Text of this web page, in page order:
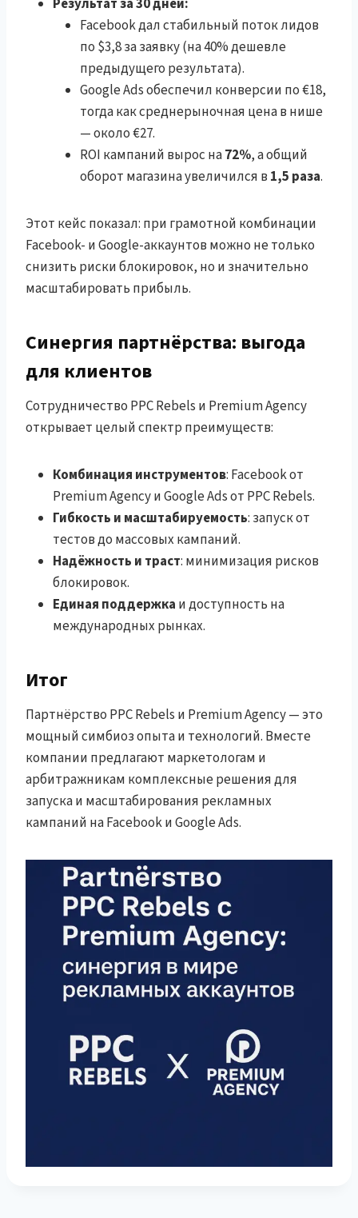
Facebook дал стабильный поток лидов
по $3,8 за заявку (на 40% дешевле
предыдущего результата).
Google Ads обеспечил конверсии по €18,
тогда как среднерыночная цена в нише
— около €27.
ROI кампаний вырос на72%, а общий
оборот магазина увеличился в 1,5 раза.
Этот кейс показал: при грамотной комбинации
Facebook- и Google-аккаунтов можно не только
снизить риски блокировок, но и значительно
масштабировать прибыль.
Синергия партнёрства: выгода
для клиентов
Сотрудничество PPC Rebels и Premium Agency
открывает целый спектр преимуществ:
Комбинация инструментов: Facebook от
Premium Agency и Google Ads от PPC Rebels.
Гибкость и масштабируемость: запуск от
тестов до массовых кампаний.
Надёжность и траст: минимизация рисков
блокировок.
Единая поддержка и доступность на
международных рынках.
Итог
Партнёрство PPC Rebels и Premium Agency — это
мощный симбиоз опыта и технологий. Вместе
компании предлагают маркетологам и
арбитражникам комплексные решения для
запуска и масштабирования рекламных
кампаний на Facebook и Google Ads.